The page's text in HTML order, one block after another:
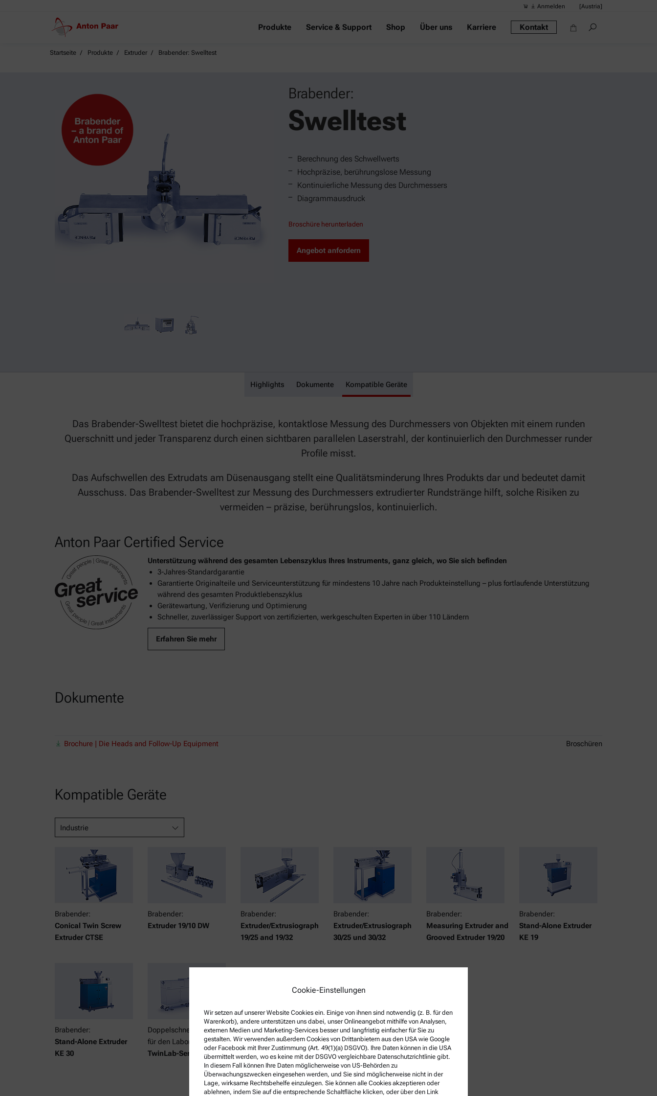
Anmelden [Austria]
Produkte Service & Support Shop Über uns Karriere Kontakt
Startseite Produkte Extruder Brabender: Swelltest
Brabender:
Swelltest
Berechnung des Schwellwerts
Hochpräzise, berührungslose Messung
Kontinuierliche Messung des Durchmessers
Diagrammausdruck
Broschüre herunterladen
Angebot anfordern
Swelltest
Highlights Dokumente Kompatible Geräte
Das Brabender-Swelltest bietet die hochpräzise, kontaktlose Messung des Durchmessers von Objekten mit einem runden
Querschnitt und jeder Transparenz durch einen sichtbaren parallelen Laserstrahl, der kontinuierlich den Durchmesser runder
Profile misst.
Das Aufschwellen des Extrudats am Düsenausgang stellt eine Qualitätsminderung Ihres Produkts dar und bedeutet damit
Ausschuss. Das Brabender-Swelltest zur Messung des Durchmessers extrudierter Rundstränge hilft, solche Risiken zu
vermeiden – präzise, berührungslos, kontinuierlich.
Anton Paar Certified Service
Unterstützung während des gesamten Lebenszyklus Ihres Instruments, ganz gleich, wo Sie sich befinden
3-Jahres-Standardgarantie
Garantierte Originalteile und Serviceunterstützung für mindestens 10 Jahre nach Produkteinstellung – plus fortlaufende Unterstützung
während des gesamten Produktlebenszyklus
Gerätewartung, Verifizierung und Optimierung
Schneller, zuverlässiger Support von zertifizierten, werkgeschulten Experten in über 110 Ländern
Erfahren Sie mehr
Dokumente
Brochure | Die Heads and Follow-Up Equipment Broschüren
Kompatible Geräte
Industrie
Brabender:
Conical Twin Screw
Extruder CTSE
Brabender:
Extruder 19/10 DW
Brabender:
Extruder/Extrusiograph
19/25 and 19/32
Brabender:
Extruder/Extrusiograph
30/25 und 30/32
Brabender:
Measuring Extruder and
Grooved Extruder 19/20
Brabender:
Stand-Alone Extruder
KE 19
Brabender:
Stand-Alone Extruder
KE 30
Doppelschneckenextruder
für den Labormaßstab:
TwinLab-Serie
Cookie-Einstellungen
Wir setzen auf unserer Website Cookies ein. Einige von ihnen sind notwendig (z. B. für den
Warenkorb), andere unterstützen uns dabei, unser Onlineangebot mithilfe von Analysen,
externen Medien und Marketing-Services besser und langfristig einfacher für Sie zu
gestalten. Wir verwenden außerdem Cookies von Drittanbietern aus den USA wie Google
oder Facebook mit Ihrer Zustimmung (Art. 49(1)(a) DSGVO). Ihre Daten können in die USA
übermittelt werden, wo es keine mit der DSGVO vergleichbare Datenschutzrichtlinie gibt.
In diesem Fall können Ihre Daten möglicherweise von US-Behörden zu
Überwachungszwecken eingesehen werden, und Sie sind möglicherweise nicht in der
Lage, wirksame Rechtsbehelfe einzulegen. Sie können alle Cookies akzeptieren oder
ablehnen, indem Sie auf die entsprechende Schaltfläche klicken, oder über den Link